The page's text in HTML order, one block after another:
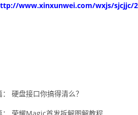
www.xinxunwei.com/wxjs/sjcjjc/
硬盘接口你搞得清么？